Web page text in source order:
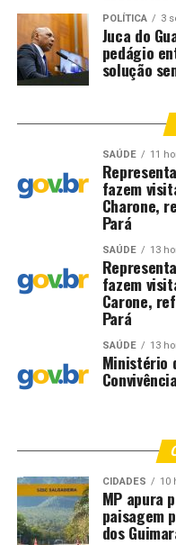
POLÍTICA 3
Juca do
pedágio
solução
SAÚDE 11
fazem
Charone,
Pará
SAÚDE 13
fazem
Carone,
Pará
SAÚDE 13
Ministério
CIDADES 10
MP apura
paisagem
dos